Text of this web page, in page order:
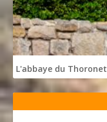
L'abbaye du Thoronet